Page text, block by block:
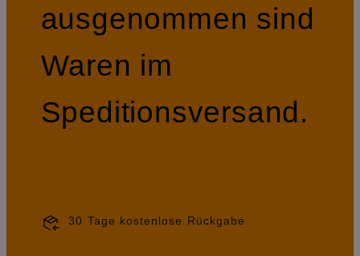
ausgenommen sind
Waren im
Speditionsversand.
30 Tage kostenlose Rückgabe